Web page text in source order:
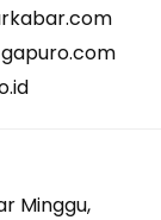
gapuro.com
Minggu,